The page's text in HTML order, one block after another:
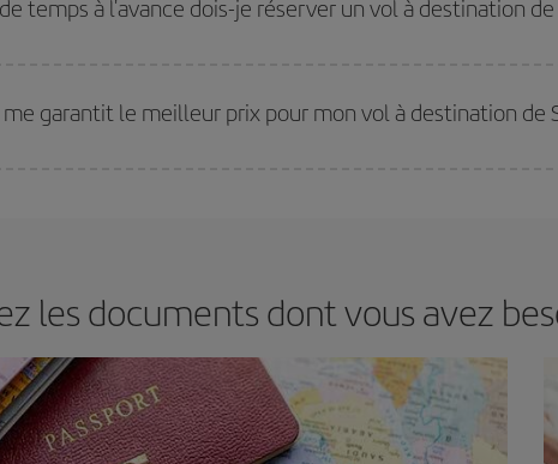
le plus économique.
temps à l'avance dois-je réserver un vol à destination
(touristiques). Par conséquent, réserver à l'avance est fondamental pour
garantit le meilleur prix pour mon vol à destination de
les documents dont vous avez